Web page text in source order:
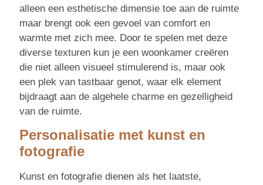
alleen een esthetische dimensie toe aan de ruimte
maar brengt ook een gevoel van comfort en
warmte met zich mee. Door te spelen met deze
diverse texturen kun je een woonkamer creëren
die niet alleen visueel stimulerend is, maar ook
een plek van tastbaar genot, waar elk element
bijdraagt aan de algehele charme en gezelligheid
van de ruimte.
Personalisatie met kunst en
fotografie
Kunst en fotografie dienen als het laatste,